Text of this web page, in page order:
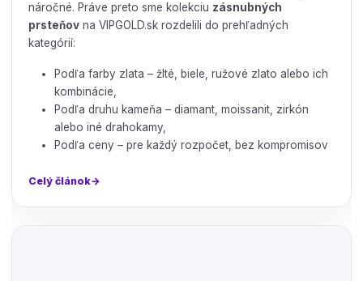
náročné. Práve preto sme kolekciu zásnubných
prsteňov na VIPGOLD.sk rozdelili do prehľadných
kategórií:
Podľa farby zlata – žlté, biele, ružové zlato alebo ich
kombinácie,
Podľa druhu kameňa – diamant, moissanit, zirkón
alebo iné drahokamy,
Podľa ceny – pre každý rozpočet, bez kompromisov
Celý článok